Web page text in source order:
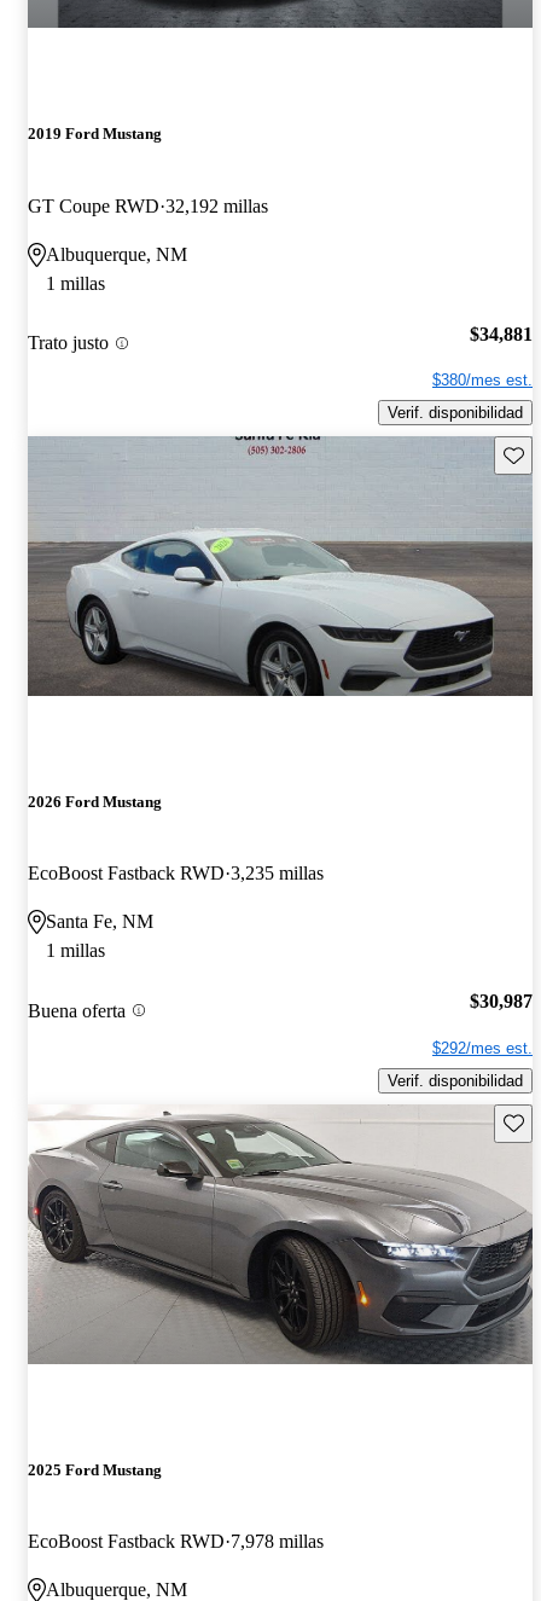
2019 Ford Mustang
GT Coupe RWD 32,192 millas
Albuquerque, NM
1 millas
Trato justo $34,881
$380/mes est.
Verif. disponibilidad
2026 Ford Mustang
EcoBoost Fastback RWD 3,235 millas
Santa Fe, NM
1 millas
Buena oferta $30,987
$292/mes est.
Verif. disponibilidad
2025 Ford Mustang
EcoBoost Fastback RWD 7,978 millas
Albuquerque, NM